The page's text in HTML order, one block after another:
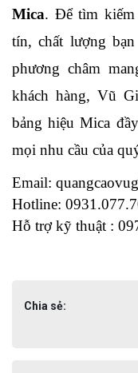
Mica. Để tìm kiếm
tín, chất lượng
phương châm
khách hàng, Vũ
bảng hiệu Mica
mọi nhu cầu của
Email:
Hotline:
Hỗ trợ kỹ thuật :
Chia sẻ: